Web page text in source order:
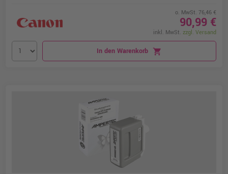
o. MwSt. 76,46 €
90,99 €
inkl. MwSt. zzgl. Versand
In den Warenkorb shopping_cart